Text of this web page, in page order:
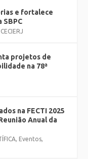
e fortalece
projetos de
na 78ª
na FECTI 2025
Anual da
, Eventos,